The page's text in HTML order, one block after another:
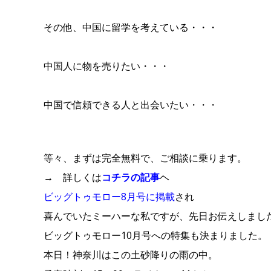
その他、 中国に留学を考えている・・・
中国人に物を売りたい・・・
中国で信頼できる人と出会いたい・・・
等々、
まずは完全無料で、ご相談に乗ります。
→ 詳しくはコチラの記事ヘ
ビッグトゥモロー8月号に掲載され
喜んでいたミーハーな私ですが、先日お伝えしまし
ビッグトゥモロー10月号への特集も決まりました。
本日！神奈川はこの土砂降りの雨の中。